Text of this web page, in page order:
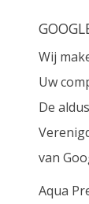
Wij
Uw
De
van
Aqua